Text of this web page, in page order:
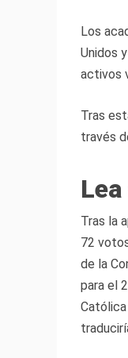
Los
Unidos
activos
Tras
través
Tras la
72
de la
para el